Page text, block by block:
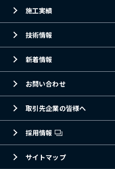
施工実績
技術情報
新着情報
お問い合わせ
取引先企業の皆様へ
採用情報
サイトマップ